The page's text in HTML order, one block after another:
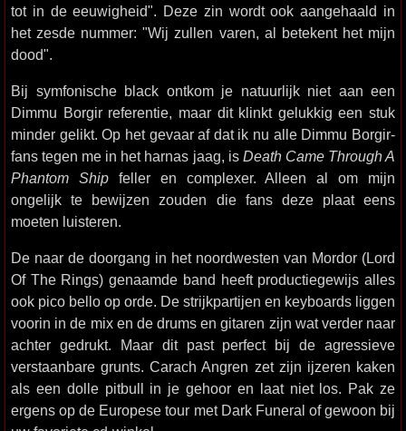
tot in de eeuwigheid". Deze zin wordt ook aangehaald in
het zesde nummer: "Wij zullen varen, al betekent het mijn
dood".
Bij symfonische black ontkom je natuurlijk niet aan een
Dimmu Borgir referentie, maar dit klinkt gelukkig een stuk
minder gelikt. Op het gevaar af dat ik nu alle Dimmu Borgir-
fans tegen me in het harnas jaag, is Death Came Through A
Phantom Shipfeller en complexer. Alleen al om mijn
ongelijk te bewijzen zouden die fans deze plaat eens
moeten luisteren.
De naar de doorgang in het noordwesten van Mordor (Lord
Of The Rings) genaamde band heeft productiegewijs alles
ook pico bello op orde. De strijkpartijen en keyboards liggen
voorin in de mix en de drums en gitaren zijn wat verder naar
achter gedrukt. Maar dit past perfect bij de agressieve
verstaanbare grunts. Carach Angren zet zijn ijzeren kaken
als een dolle pitbull in je gehoor en laat niet los. Pak ze
ergens op de Europese tour met Dark Funeral of gewoon bij